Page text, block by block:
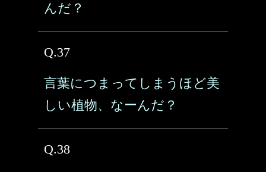
んだ？
Q.37
言葉につまってしまうほど美
しい植物、なーんだ？
Q.38